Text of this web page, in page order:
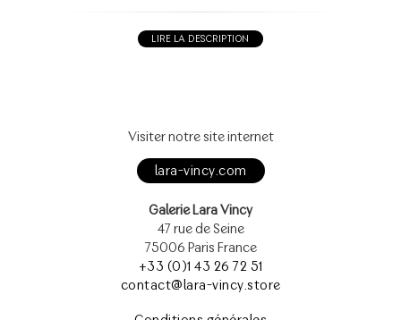
LIRE LA DESCRIPTION
Visiter notre site internet
lara-vincy.com
Galerie Lara Vincy
47 rue de Seine
75006 Paris France
+33 (0)1 43 26 72 51
contact@lara-vincy.store